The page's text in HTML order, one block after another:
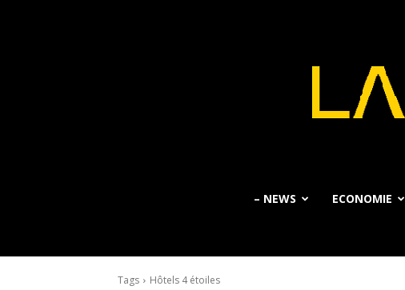
– NEWS ECONOMIE
Tags Hôtels 4 étoiles